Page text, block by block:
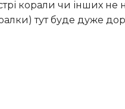
корали чи інших не
тут буде дуже